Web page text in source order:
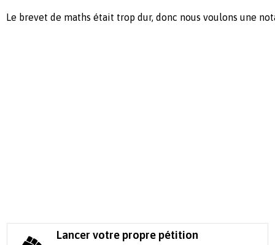
Le brevet de maths était trop dur, donc nous voulons une
Lancer votre propre pétition